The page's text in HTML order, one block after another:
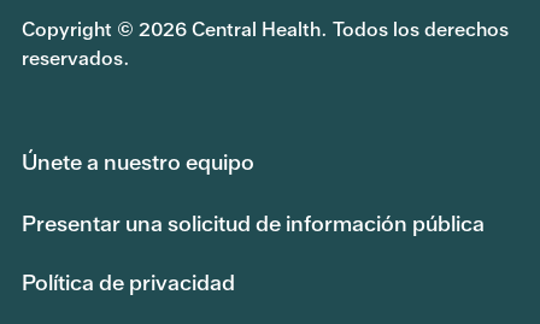
Copyright © 2026 Central Health. Todos los derechos
reservados.
Únete a nuestro equipo
Presentar una solicitud de información pública
Política de privacidad